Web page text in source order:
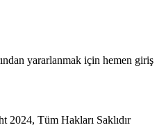
yararlanmak için hemen giriş
Tüm Hakları Saklıdır